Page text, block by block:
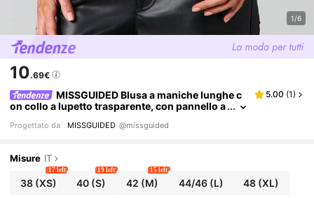
1/6
10.69€
MISSGUIDED Blusa a maniche lunghe c
on collo a lupetto trasparente, con pannello a
orto, adatta per l'autunno e l'inverno
5.00 (1)
Progettato da MISSGUIDED @missguided
Misure IT
38(XS)
17 left
40 (S)
19 left
42 (M)
15 left
44/46(L) 48 (XL)